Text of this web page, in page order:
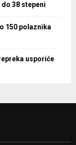
38 stepeni
150 polaznika
usporiće